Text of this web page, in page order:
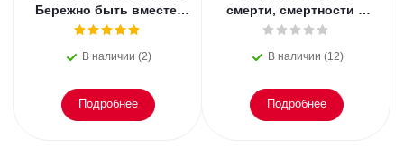
Бережно быть вместе.
Второе дыхание любви,
эмоциональное
В наличии (2)
Подробнее
смерти, смертности и
раскрытии
осталось. Блэк
В наличии (12)
Подробнее